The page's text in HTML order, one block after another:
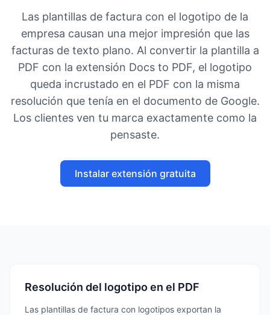
Las plantillas de factura con el logotipo de la
empresa causan una mejor impresión que las
facturas de texto plano. Al convertir la plantilla a
PDF con la extensión Docs to PDF, el logotipo
queda incrustado en el PDF con la misma
resolución que tenía en el documento de Google.
Los clientes ven tu marca exactamente como la
pensaste.
Instalar extensión gratuita
Resolución del logotipo en el PDF
Las plantillas de factura con logotipos exportan la